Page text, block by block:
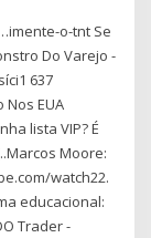
o-tnt Se
Do Varejo -
637
EUA
lista VIP? É
Moore:
watch22.
educacional:
Trader -